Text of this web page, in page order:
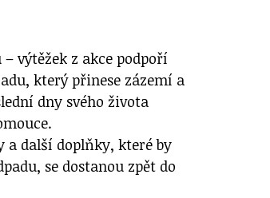
– výtěžek z akce podpoří
který přinese zázemí a
dny svého života
a další doplňky, které by
se dostanou zpět do